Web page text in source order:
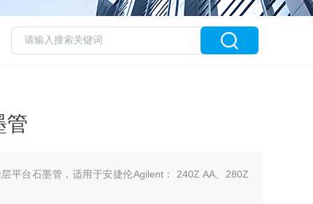
管
平台石墨管，适用于安捷伦Agilent： 240Z AA、280Z